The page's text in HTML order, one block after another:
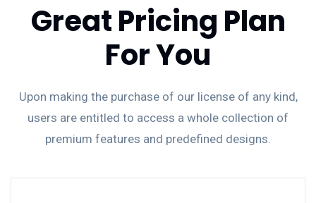
Great Pricing Plan
For You
Upon making the purchase of our license of any kind,
users are entitled to access a whole collection of
premium features and predefined designs.